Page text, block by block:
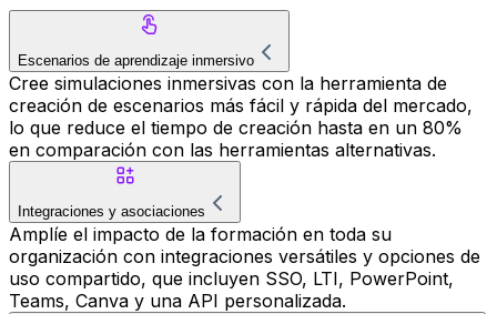
Escenarios de aprendizaje inmersivo
Cree simulaciones inmersivas con la herramienta de
creación de escenarios más fácil y rápida del mercado,
lo que reduce el tiempo de creación hasta en un 80%
en comparación con las herramientas alternativas.
Integraciones y asociaciones
Amplíe el impacto de la formación en toda su
organización con integraciones versátiles y opciones de
uso compartido, que incluyen SSO, LTI, PowerPoint,
Teams, Canva y una API personalizada.